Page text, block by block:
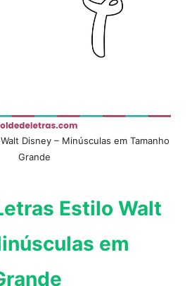
Disney – Minúsculas em Tamanho
Grande
Estilo Walt
em